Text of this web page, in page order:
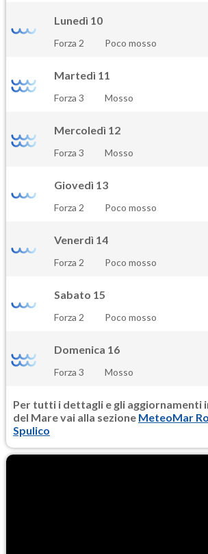
Lunedì 10
Forza 2
Poco mosso
Martedì 11
Forza 3
Mosso
Mercoledì 12
Forza 3
Mosso
Giovedì 13
Forza 2
Poco mosso
Venerdì 14
Forza 2
Poco mosso
Sabato 15
Forza 2
Poco mosso
Domenica 16
Forza 3
Mosso
Per tutti i dettagli e gli aggiornamenti
del Mare vai alla sezione MeteoMar
Spulico